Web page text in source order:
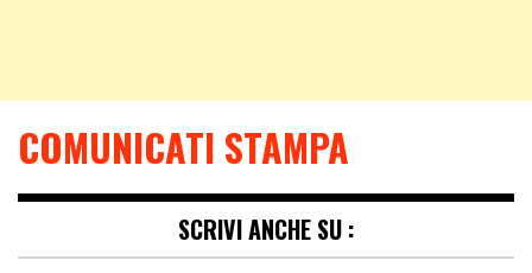
COMUNICATI STAMPA
SCRIVI ANCHE SU :